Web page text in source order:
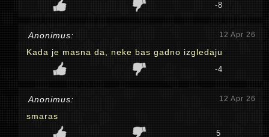
-8
Anonimus: 12 Apr 26
Kada je masna da, neke bas gadno izgledaju
-4
Anonimus: 12 Apr 26
smaras
5